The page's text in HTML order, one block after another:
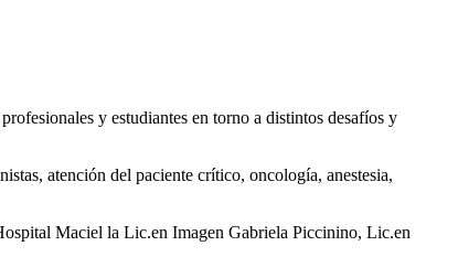
y estudiantes en torno a distintos desafíos y
atención del paciente crítico, oncología, anestesia,
Maciel la Lic.en Imagen Gabriela Piccinino, Lic.en